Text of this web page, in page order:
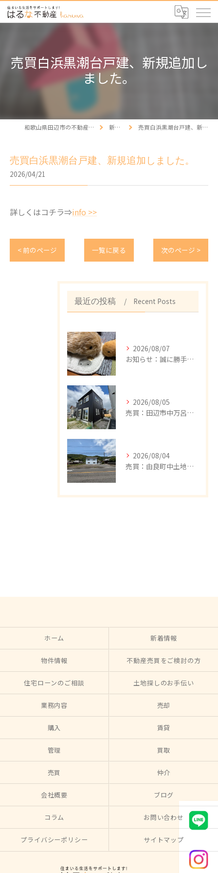
売買白浜黒潮台戸建、新規追加し
ました。
和歌山県田辺市の不動産ならはるな不動産 新着情報 売買白浜黒潮台戸建、新規追加しました。
売買白浜黒潮台戸建、新規追加しました。
2026/04/21
詳しくはコチラ⇒info >>
< 前のページ 一覧に戻る 次のページ >
最近の投稿 Recent Posts
2026/08/07
お知らせ：誠に勝手ながら、8/8（土）～18（月）まで、夏季休暇とさせて頂きます。期間中のお問い合わせにつきましては、お問い合わせフォーム、メール、公式LINE、FAXで承っております。8/19（水）以降、順次回答致しますので、ご不便をおかけしますが、何卒宜しくお願い申し上げます。
2026/08/05
売買：田辺市中万呂新築建売住宅、新規追加しました。
2026/08/04
売買：由良町中土地、値下げしました。
ホーム 新着情報
物件情報 不動産売買をご検討の方
住宅ローンのご相談 土地探しのお手伝い
業務内容 売却
購入 賃貸
管理 買取
売買 仲介
会社概要 ブログ
コラム お問い合わせ
プライバシーポリシー サイトマップ